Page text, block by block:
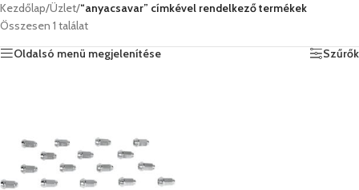
Kezdőlap/Üzlet/“anyacsavar” címkével rendelkező termékek
Összesen 1 találat
Oldalsó menü megjelenítése
Szűrők